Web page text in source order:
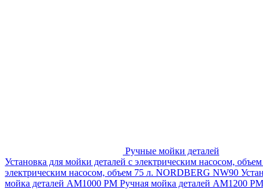
Ручные мойки деталей
Установка для мойки деталей с электрическим насосом,
электрическим насосом, объем 75 л. NORDBERG NW90
мойка деталей АМ1000 РМ Ручная мойка деталей АМ1200 РМ